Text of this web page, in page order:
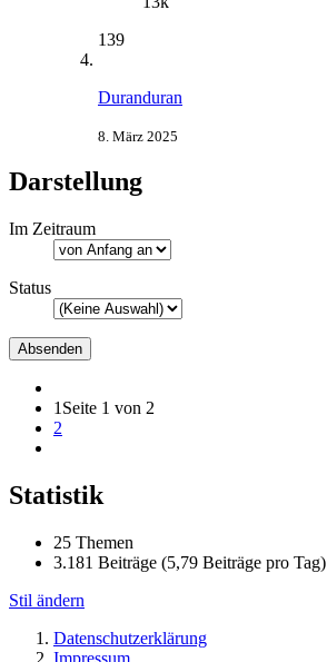
139
Duranduran
8. März 2025
Darstellung
Im Zeitraum
Status
1 Seite 1 von 2
2
Statistik
25 Themen
3.181 Beiträge (5,79 Beiträge pro Tag)
Stil ändern
Datenschutzerklärung